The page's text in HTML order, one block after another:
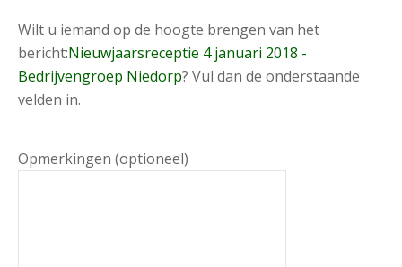
Wilt u iemand op de hoogte brengen van het
bericht:Nieuwjaarsreceptie 4 januari 2018 -
Bedrijvengroep Niedorp? Vul dan de onderstaande
velden in.
Opmerkingen (optioneel)